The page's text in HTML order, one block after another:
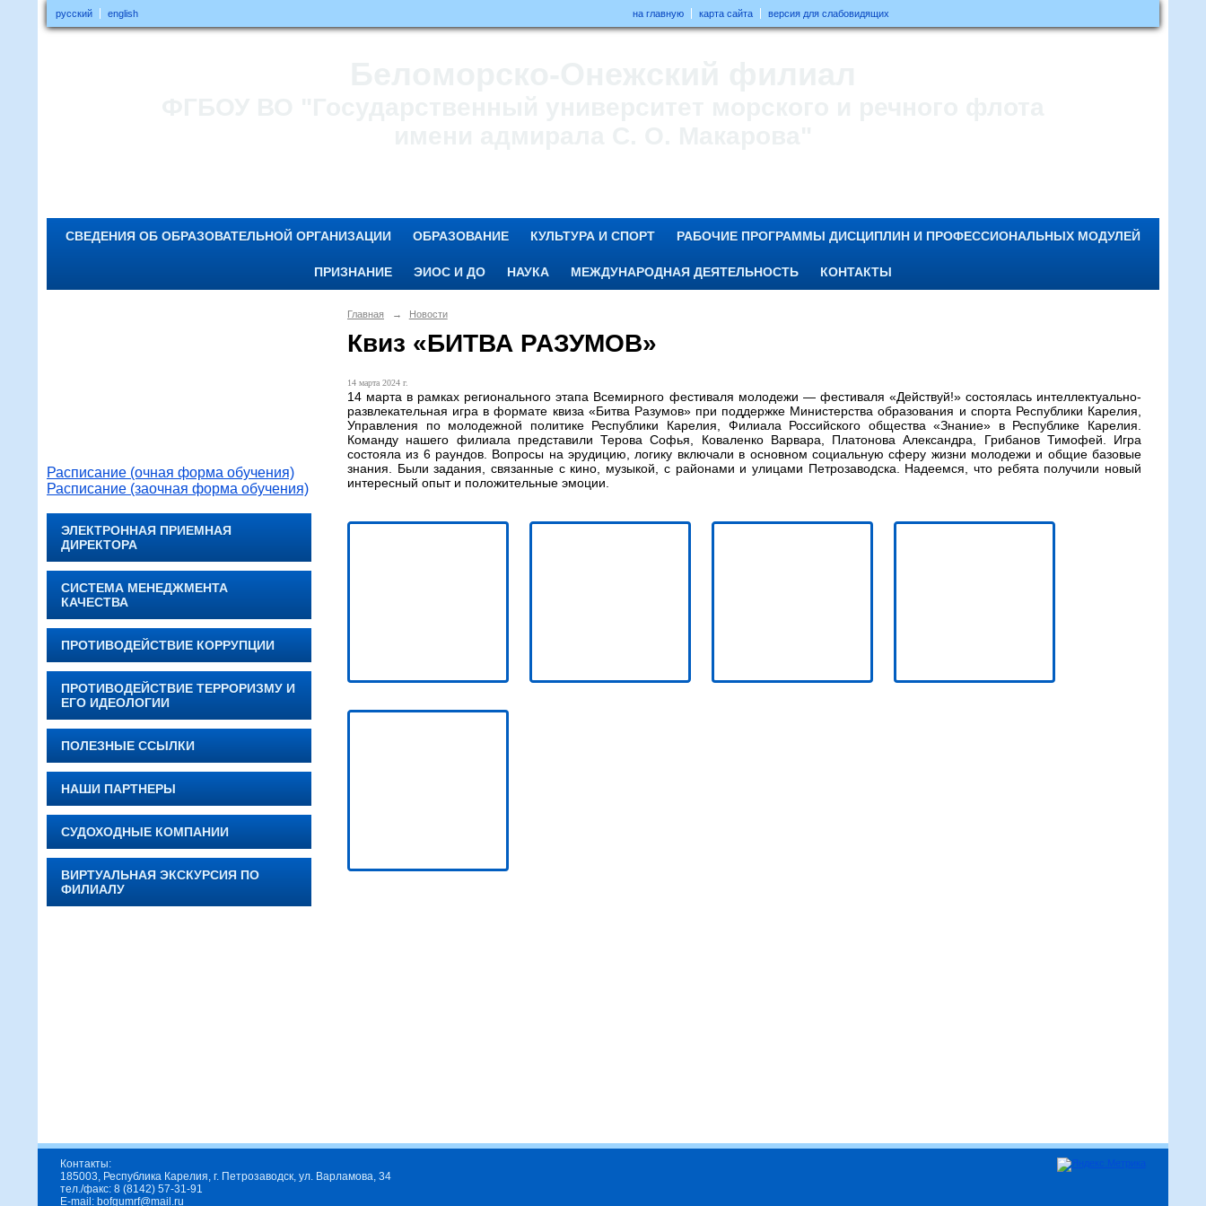
русский english на главную карта сайта версия для слабовидящих
СВЕДЕНИЯ ОБ ОБРАЗОВАТЕЛЬНОЙ ОРГАНИЗАЦИИ ОБРАЗОВАНИЕ КУЛЬТУРА И СПОРТ РАБОЧИЕ ПРОГРАММЫ ДИСЦИПЛИН И ПРОФЕССИОНАЛЬНЫХ МОДУЛЕЙ
ПРИЗНАНИЕ ЭИОС И ДО НАУКА МЕЖДУНАРОДНАЯ ДЕЯТЕЛЬНОСТЬ КОНТАКТЫ
Расписание (очная форма обучения)
Расписание (заочная форма обучения)
ЭЛЕКТРОННАЯ ПРИЕМНАЯ
ДИРЕКТОРА
СИСТЕМА МЕНЕДЖМЕНТА
КАЧЕСТВА
ПРОТИВОДЕЙСТВИЕ КОРРУПЦИИ
ПРОТИВОДЕЙСТВИЕ ТЕРРОРИЗМУ И
ЕГО ИДЕОЛОГИИ
ПОЛЕЗНЫЕ ССЫЛКИ
НАШИ ПАРТНЕРЫ
СУДОХОДНЫЕ КОМПАНИИ
ВИРТУАЛЬНАЯ ЭКСКУРСИЯ ПО
ФИЛИАЛУ
Главная → Новости
Квиз «БИТВА РАЗУМОВ»
14 марта 2024 г.
14 марта в рамках регионального этапа Всемирного фестиваля молодежи — фестиваля «Действуй!» состоялась интеллектуально-
развлекательная игра в формате квиза «Битва Разумов» при поддержке Министерства образования и спорта Республики Карелия,
Управления по молодежной политике Республики Карелия, Филиала Российского общества «Знание» в Республике Карелия.
Команду нашего филиала представили Терова Софья, Коваленко Варвара, Платонова Александра, Грибанов Тимофей. Игра
состояла из 6 раундов. Вопросы на эрудицию, логику включали в основном социальную сферу жизни молодежи и общие базовые
знания. Были задания, связанные с кино, музыкой, с районами и улицами Петрозаводска. Надеемся, что ребята получили новый
интересный опыт и положительные эмоции.
Контакты:
185003, Республика Карелия, г. Петрозаводск, ул. Варламова, 34
тел./факс: 8 (8142) 57-31-91
E-mail: bofgumrf@mail.ru